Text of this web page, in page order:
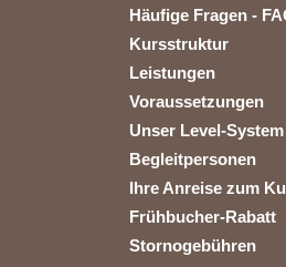
Häufige Fragen -
Kursstruktur
Leistungen
Voraussetzungen
Unser Level-System
Begleitpersonen
Ihre Anreise zum
Frühbucher-Rabatt
Stornogebühren